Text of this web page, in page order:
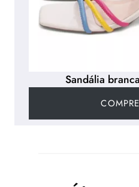
Sandália